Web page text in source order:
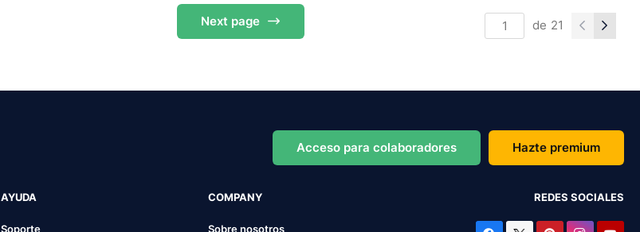
Next page de 21
Acceso para colaboradores Hazte premium
AYUDA
Soporte
COMPANY
Sobre nosotros
REDES SOCIALES